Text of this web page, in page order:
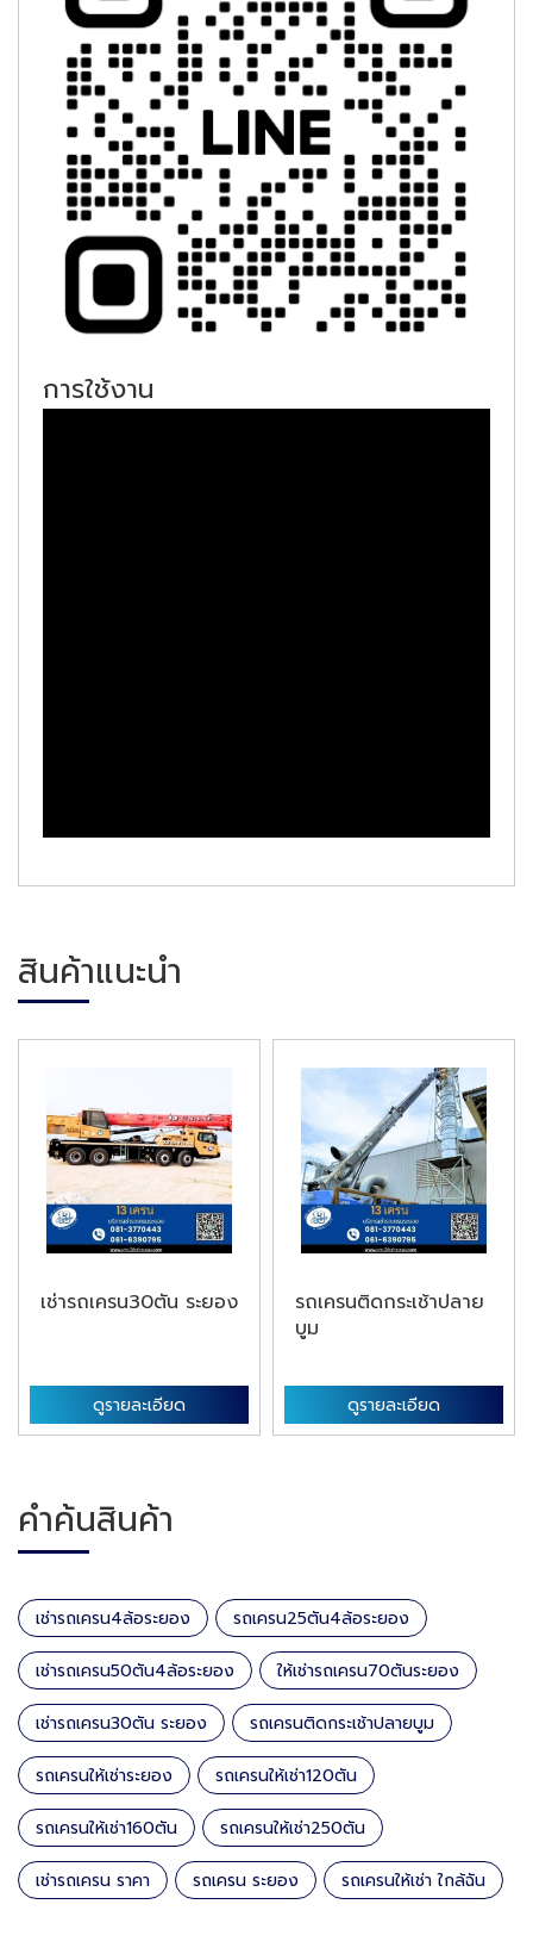
การใช้งาน
สินค้าแนะนำ
เช่ารถเครน30ตัน ระยอง
ดูรายละเอียด
รถเครนติดกระเช้าปลาย
บูม
ดูรายละเอียด
คำค้นสินค้า
เช่ารถเครน4ล้อระยอง รถเครน25ตัน4ล้อระยอง
เช่ารถเครน50ตัน4ล้อระยอง ให้เช่ารถเครน70ตันระยอง
เช่ารถเครน30ตัน ระยอง รถเครนติดกระเช้าปลายบูม
รถเครนให้เช่าระยอง รถเครนให้เช่า120ตัน
รถเครนให้เช่า160ตัน รถเครนให้เช่า250ตัน
เช่ารถเครน ราคา รถเครน ระยอง รถเครนให้เช่า ใกล้ฉัน